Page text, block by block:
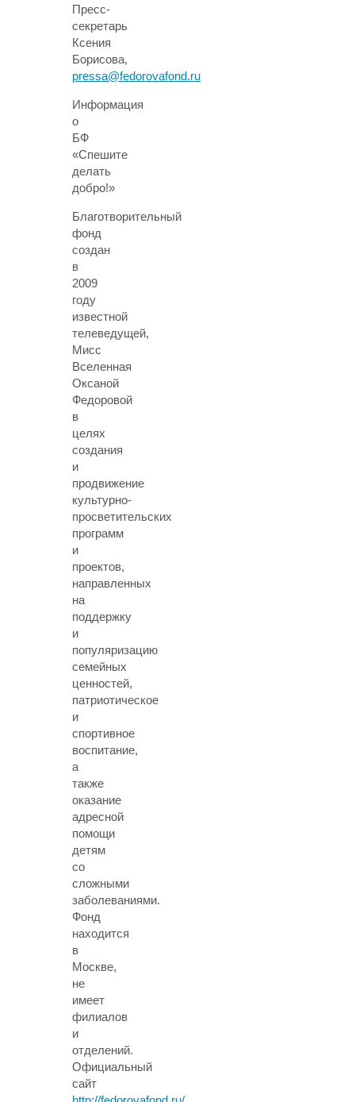
Пресс-
секретарь
Ксения
Борисова,
pressa@fedorovafond.ru
Информация
о
БФ
«Спешите
делать
добро!»
Благотворительный
фонд
создан
в
2009
году
известной
телеведущей,
Мисс
Вселенная
Оксаной
Федоровой
в
целях
создания
и
продвижение
культурно-
просветительских
программ
и
проектов,
направленных
на
поддержку
и
популяризацию
семейных
ценностей,
патриотическое
и
спортивное
воспитание,
а
также
оказание
адресной
помощи
детям
со
сложными
заболеваниями.
Фонд
находится
в
Москве,
не
имеет
филиалов
и
отделений.
Официальный
сайт